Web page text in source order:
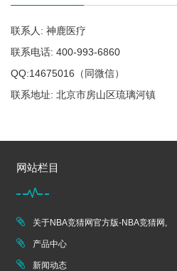
联系人: 神鹿医疗
联系电话: 400-993-6860
QQ:14675016（同微信）
联系地址: 北京市房山区琉璃河镇
网站栏目
关于NBA竞猜网官方版-NBA竞猜网,
产品中心
新闻动态